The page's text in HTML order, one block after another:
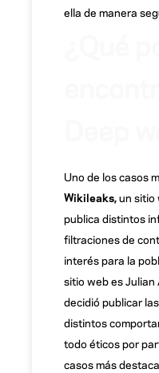
ella de manera
Uno de los casos
Wikileaks,un sitio
publica distintos
filtraciones de
interés para la
sitio web es
decidió publicar
distintos
todo éticos por
casos más